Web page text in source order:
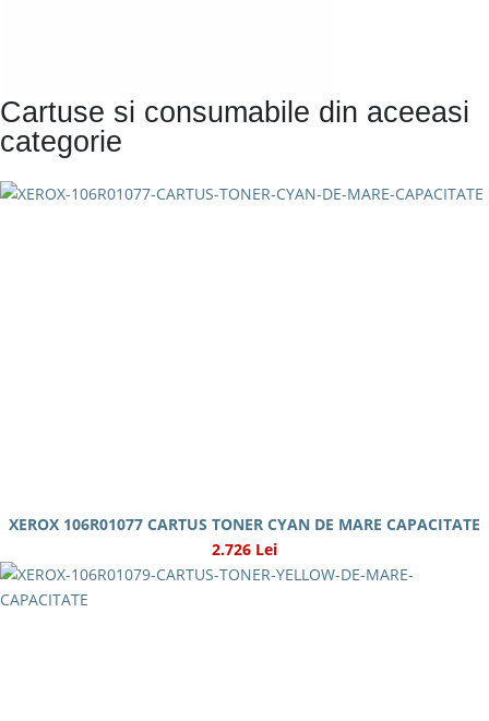
Cartuse si consumabile din aceeasi
categorie
XEROX 106R01077 CARTUS TONER CYAN DE MARE CAPACITATE
2.726 Lei